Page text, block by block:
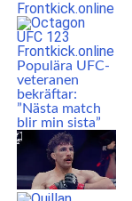
Populära UFC-
veteranen
bekräftar:
”Nästa match
blir min sista”